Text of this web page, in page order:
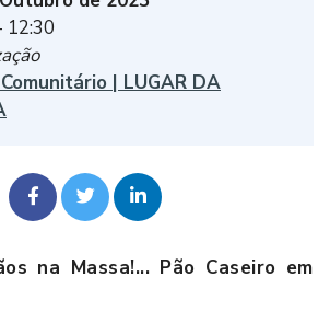
12:30
| LUGAR DA
na Massa!... Pão Caseiro em